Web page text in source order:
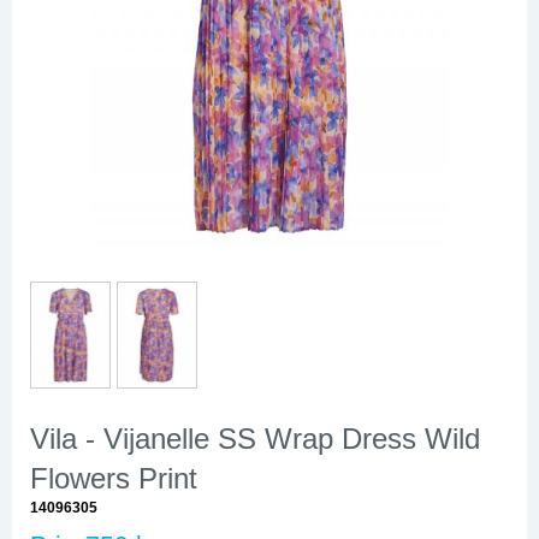
Vila - Vijanelle SS Wrap Dress Wild
Flowers Print
14096305